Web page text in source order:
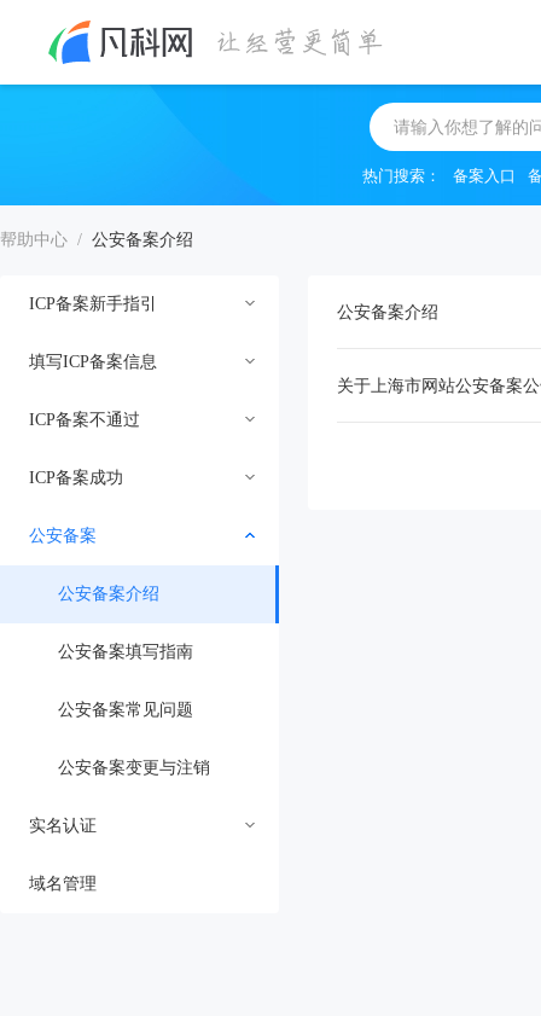
热门搜索： 备案入口
帮助中心 / 公安备案介绍
ICP备案新手指引
备案视频教程
备案前须知
备案前资料准备
备案类型介绍
常见问题
填写ICP备案信息
校验备案类型
选择备案地区
填写主办单位信息
填写备案网站基本信息
填写主体负责人基本信息
备案上传证件要求
上传主办单位证件
上传主体负责人证件
上传域名证书
ICP备案不通过
备案不通过原因查询
备案基础信息打回
资料上传不符
人像采集失败
短信核验失败
前置文件与说明书原因
域名原因
其他打回原因
ICP备案成功
备案后注意事项
备案后常见问题
变更备案
注销备案
备案整改类型及处理
公安备案
公安备案介绍
公安备案填写指南
公安备案常见问题
公安备案变更与注销
实名认证
实名认证介绍及流程
域名管理
公安备案介绍
关于上海市网站公安备案